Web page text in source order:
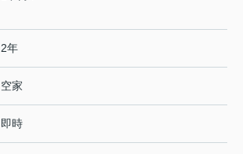
2年
空家
即時